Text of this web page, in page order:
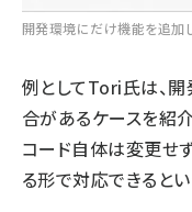
開発環境にだけ機能を追加
例としてTori氏は、
合があるケースを紹
コード自体は変更せ
る形で対応できると